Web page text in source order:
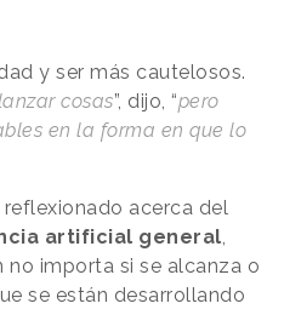
y ser más cautelosos.
cosas”, dijo, “pero
en la forma en que lo
acerca del
artificial general,
no importa si se alcanza o
se están desarrollando